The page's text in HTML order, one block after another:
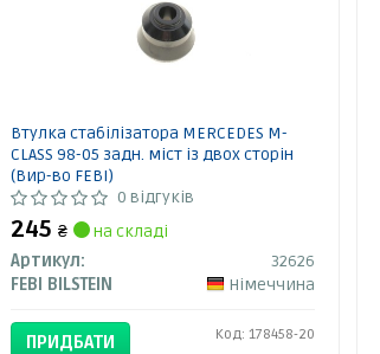
Втулка стабілізатора MERCEDES M-
CLASS 98-05 задн. міст із двох сторін
(Вир-во FEBI)
0 відгуків
245 ₴
на складі
Артикул:
32626
FEBI BILSTEIN
Німеччина
ПРИДБАТИ Код: 178458-20